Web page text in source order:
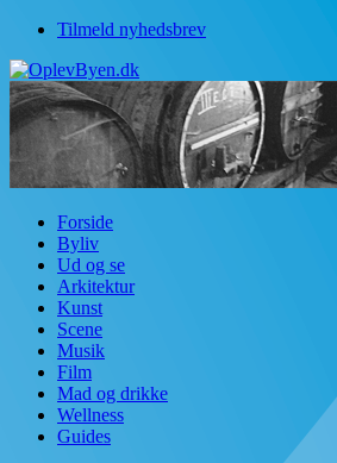
Tilmeld nyhedsbrev
Forside
Byliv
Ud og se
Arkitektur
Kunst
Scene
Musik
Film
Mad og drikke
Wellness
Guides